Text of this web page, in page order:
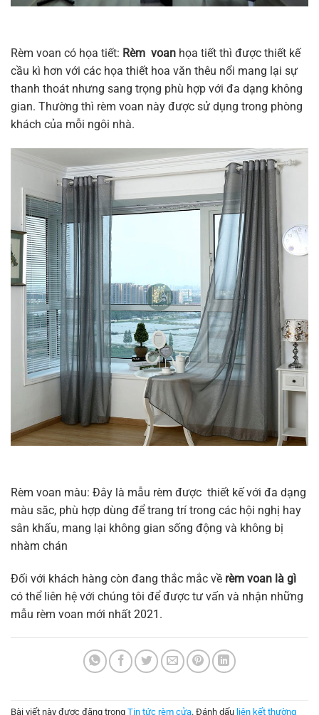
Rèm voan có họa tiết: Rèm voan họa tiết thì được thiết kế
cầu kì hơn với các họa thiết hoa văn thêu nổi mang lại sự
thanh thoát nhưng sang trọng phù hợp với đa dạng không
gian. Thường thì rèm voan này được sử dụng trong phòng
khách của mỗi ngôi nhà.
Rèm voan màu: Đây là mẫu rèm được thiết kế với đa dạng
màu săc, phù hợp dùng để trang trí trong các hội nghị hay
sân khấu, mang lại không gian sống động và không bị
nhàm chán
Đối với khách hàng còn đang thắc mắc về rèm voan là gì
có thể liên hệ với chúng tôi để được tư vấn và nhận những
mẫu rèm voan mới nhất 2021.
Bài viết này được đăng trong Tin tức rèm cửa. Đánh dấu liên kết thường